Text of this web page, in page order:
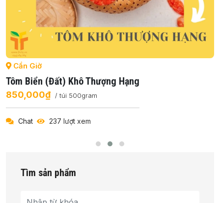
Cần Giờ
Tôm Biển (đất) Khô Thượng Hạng
850,000₫ / túi 500gram
Chat 237 lượt xem
Tìm sản phẩm